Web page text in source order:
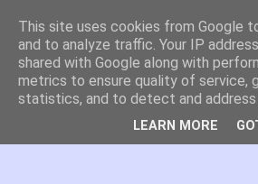
es por madrid
El blog de Madrid y su actualidad,
movilidad, arquitectura, participación,
educación, empleo, ...
This site uses cookies from Google
and to analyze traffic. Your IP
shared with Google along with
metrics to ensure quality of service,
statistics, and to detect and address
LEARN MORE